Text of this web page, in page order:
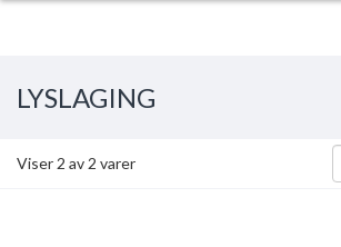
LYSLAGING
Viser 2 av 2 varer